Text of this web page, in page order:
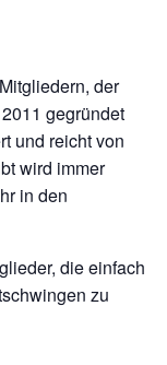
der
gegründet
und reicht von
wird immer
in den
die einfach
zu